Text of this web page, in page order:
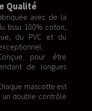
Qualité
avec de la
tissu 100% coton,
du PVC et du
pour être
de longues
mascotte est
un double contrôle